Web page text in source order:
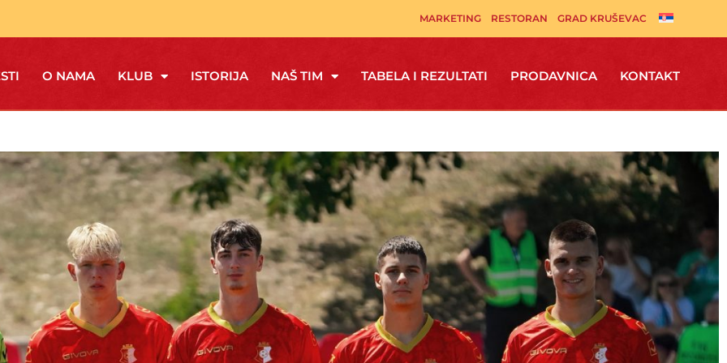
MARKETING RESTORAN GRAD KRUŠEVAC
O NAMA KLUB ISTORIJA NAŠ TIM TABELA I REZULTATI PRODAVNICA KONTAKT